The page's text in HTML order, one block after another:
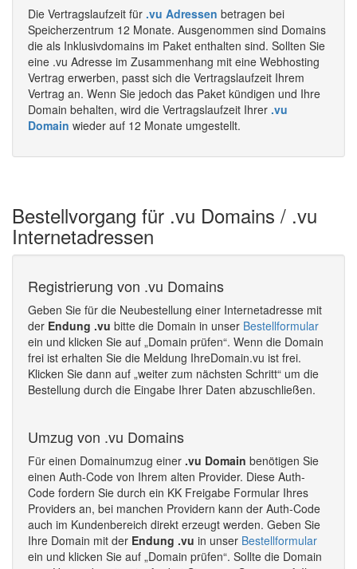
Die Vertragslaufzeit für .vu Adressen betragen bei
Speicherzentrum 12 Monate. Ausgenommen sind Domains
die als Inklusivdomains im Paket enthalten sind. Sollten Sie
eine .vu Adresse im Zusammenhang mit eine Webhosting
Vertrag erwerben, passt sich die Vertragslaufzeit Ihrem
Vertrag an. Wenn Sie jedoch das Paket kündigen und Ihre
Domain behalten, wird die Vertragslaufzeit Ihrer .vu
Domain wieder auf 12 Monate umgestellt.
Bestellvorgang für .vu Domains / .vu
Internetadressen
Registrierung von .vu Domains
Geben Sie für die Neubestellung einer Internetadresse mit
der Endung .vu bitte die Domain in unser Bestellformular
ein und klicken Sie auf „Domain prüfen“. Wenn die Domain
frei ist erhalten Sie die Meldung IhreDomain.vu ist frei.
Klicken Sie dann auf „weiter zum nächsten Schritt“ um die
Bestellung durch die Eingabe Ihrer Daten abzuschließen.
Umzug von .vu Domains
Für einen Domainumzug einer .vu Domain benötigen Sie
einen Auth-Code von Ihrem alten Provider. Diese Auth-
Code fordern Sie durch ein KK Freigabe Formular Ihres
Providers an, bei manchen Providern kann der Auth-Code
auch im Kundenbereich direkt erzeugt werden. Geben Sie
Ihre Domain mit der Endung .vu in unser Bestellformular
ein und klicken Sie auf „Domain prüfen“. Sollte die Domain